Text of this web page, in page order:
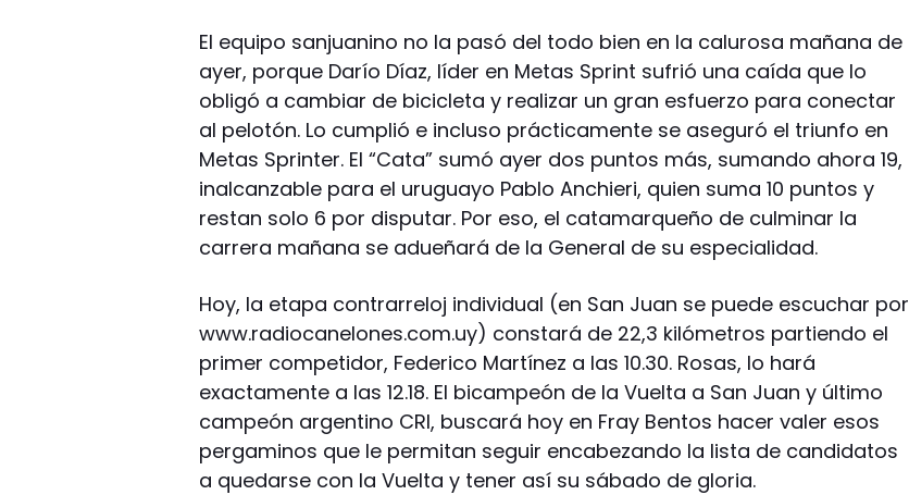
El equipo sanjuanino no la pasó del todo bien en la calurosa mañana de
ayer, porque Darío Díaz, líder en Metas Sprint sufrió una caída que lo
obligó a cambiar de bicicleta y realizar un gran esfuerzo para conectar
al pelotón. Lo cumplió e incluso prácticamente se aseguró el triunfo en
Metas Sprinter. El “Cata” sumó ayer dos puntos más, sumando ahora 19,
inalcanzable para el uruguayo Pablo Anchieri, quien suma 10 puntos y
restan solo 6 por disputar. Por eso, el catamarqueño de culminar la
carrera mañana se adueñará de la General de su especialidad.
Hoy, la etapa contrarreloj individual (en San Juan se puede escuchar por
www.radiocanelones.com.uy) constará de 22,3 kilómetros partiendo el
primer competidor, Federico Martínez a las 10.30. Rosas, lo hará
exactamente a las 12.18. El bicampeón de la Vuelta a San Juan y último
campeón argentino CRI, buscará hoy en Fray Bentos hacer valer esos
pergaminos que le permitan seguir encabezando la lista de candidatos
a quedarse con la Vuelta y tener así su sábado de gloria.